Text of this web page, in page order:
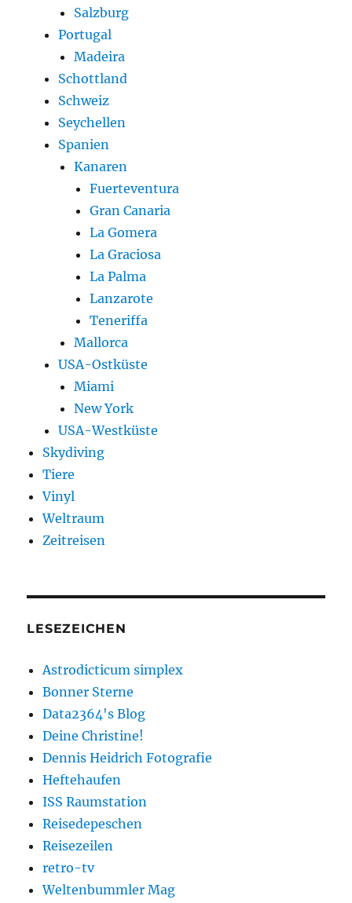
Salzburg
Portugal
Madeira
Schottland
Schweiz
Seychellen
Spanien
Kanaren
Fuerteventura
Gran Canaria
La Gomera
La Graciosa
La Palma
Lanzarote
Teneriffa
Mallorca
USA-Ostküste
Miami
New York
USA-Westküste
Skydiving
Tiere
Vinyl
Weltraum
Zeitreisen
LESEZEICHEN
Astrodicticum simplex
Bonner Sterne
Data2364's Blog
Deine Christine!
Dennis Heidrich Fotografie
Heftehaufen
ISS Raumstation
Reisedepeschen
Reisezeilen
retro-tv
Weltenbummler Mag